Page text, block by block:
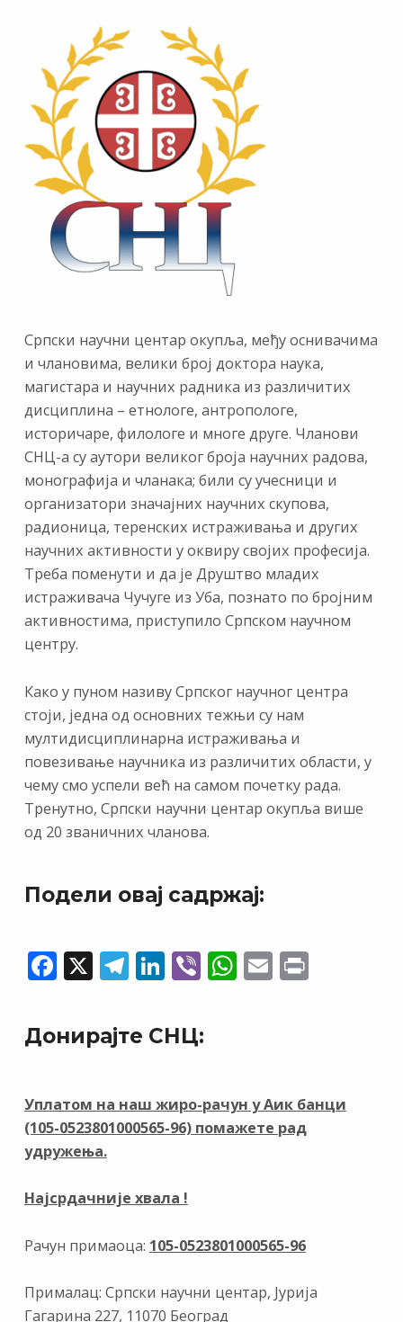
Српски научни центар окупља, међу оснивачима
и члановима, велики број доктора наука,
магистара и научних радника из различитих
дисциплина – етнологе, антропологе,
историчаре, филологе и многе друге. Чланови
СНЦ-а су аутори великог броја научних радова,
монографија и чланака; били су учесници и
организатори значајних научних скупова,
радионица, теренских истраживања и других
научних активности у оквиру својих професија.
Треба поменути и да је Друштво младих
истраживача Чучуге из Уба, познато по бројним
активностима, приступило Српском научном
центру.
Како у пуном називу Српског научног центра
стоји, једна од основних тежњи су нам
мултидисциплинарна истраживања и
повезивање научника из различитих области, у
чему смо успели већ на самом почетку рада.
Тренутно, Српски научни центар окупља више
од 20 званичних чланова.
Подели овај садржај:
F
e
b
o
k
X T
e
gr
m
Li
k
e
n
Vi
er
W
p
p
E Pr
Донирајте СНЦ:
Уплатом на наш жиро-рачун у Аик банци
(105-0523801000565-96) помажете рад
удружења.
Најсрдачније хвала !
Рачун примаоца: 105-0523801000565-96
Прималац: Српски научни центар, Јурија
Гагарина 227, 11070 Београд